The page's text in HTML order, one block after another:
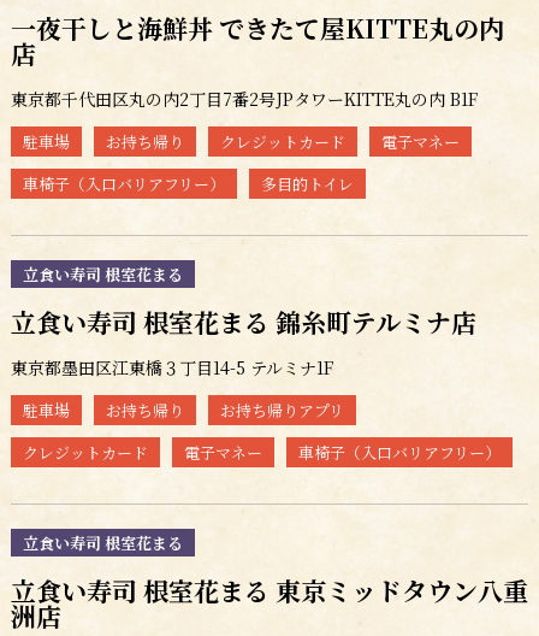
一夜干しと海鮮丼 できたて屋KITTE丸の内
店
東京都千代田区丸の内2丁目7番2号JPタワーKITTE丸の内 B1F
駐車場 お持ち帰り クレジットカード
電子マネー
車椅子（入口バリアフリー）
多目的トイレ
立食い寿司 根室花まる 錦糸町テルミナ店
立食い寿司 根室花まる
東京都墨田区江東橋３丁目14-5 テルミナ1F
駐車場 お持ち帰り
お持ち帰りアプリ
クレジットカード
電子マネー 車椅子（入口バリアフリー）
立食い寿司 根室花まる 東京ミッドタウン八重
洲店
立食い寿司 根室花まる